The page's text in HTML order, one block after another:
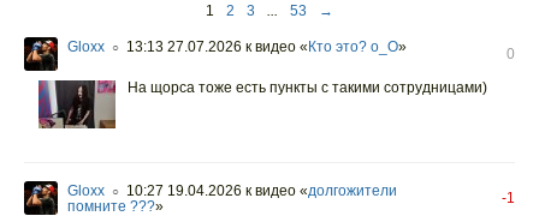
1 2 3 ... 53 →
Gloxx ○ 13:13 27.07.2026 к видео « Кто это? о_О»
0
На щорса тоже есть пункты с такими сотрудницами)
Gloxx ○ 10:27 19.04.2026 к видео «долгожители
помните ???»
-1